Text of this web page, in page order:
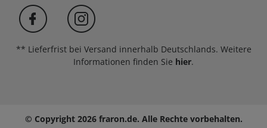
** Lieferfrist bei Versand innerhalb Deutschlands. Weitere
Informationen finden Sie hier.
© Copyright 2026 fraron.de. Alle Rechte vorbehalten.